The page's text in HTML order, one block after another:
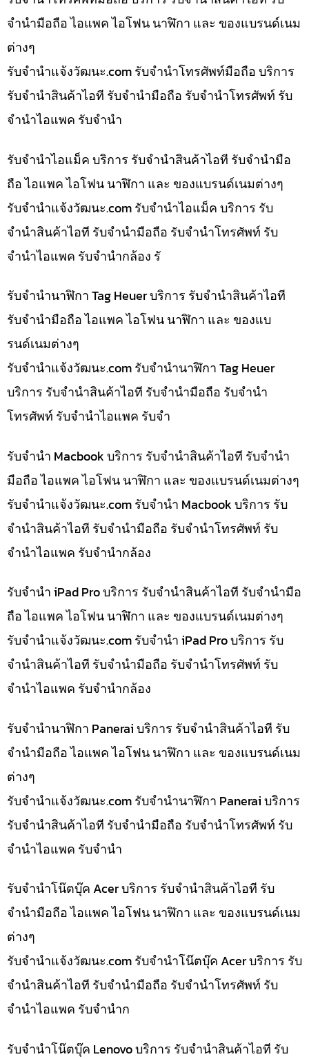
จำนำมือถือ ไอแพค ไอโฟน นาฬิกา และ ของแบรนด์เนม
ต่างๆ
รับจํานําแจ้งวัฒนะ.com รับจำนำโทรศัพท์มือถือ บริการ
รับจำนำสินค้าไอที รับจำนำมือถือ รับจำนำโทรศัพท์ รับ
จำนำไอแพค รับจำนำ
รับจำนำไอแม็ค บริการ รับจำนำสินค้าไอที รับจำนำมือ
ถือ ไอแพค ไอโฟน นาฬิกา และ ของแบรนด์เนมต่างๆ
รับจํานําแจ้งวัฒนะ.com รับจำนำไอแม็ค บริการ รับ
จำนำสินค้าไอที รับจำนำมือถือ รับจำนำโทรศัพท์ รับ
จำนำไอแพค รับจำนำกล้อง รั
รับจำนำนาฬิกา Tag Heuer บริการ รับจำนำสินค้าไอที
รับจำนำมือถือ ไอแพค ไอโฟน นาฬิกา และ ของแบ
รนด์เนมต่างๆ
รับจํานําแจ้งวัฒนะ.com รับจำนำนาฬิกา Tag Heuer
บริการ รับจำนำสินค้าไอที รับจำนำมือถือ รับจำนำ
โทรศัพท์ รับจำนำไอแพค รับจำ
รับจำนำ Macbook บริการ รับจำนำสินค้าไอที รับจำนำ
มือถือ ไอแพค ไอโฟน นาฬิกา และ ของแบรนด์เนมต่างๆ
รับจํานําแจ้งวัฒนะ.com รับจำนำ Macbook บริการ รับ
จำนำสินค้าไอที รับจำนำมือถือ รับจำนำโทรศัพท์ รับ
จำนำไอแพค รับจำนำกล้อง
รับจำนำ iPad Pro บริการ รับจำนำสินค้าไอที รับจำนำมือ
ถือ ไอแพค ไอโฟน นาฬิกา และ ของแบรนด์เนมต่างๆ
รับจํานําแจ้งวัฒนะ.com รับจำนำ iPad Pro บริการ รับ
จำนำสินค้าไอที รับจำนำมือถือ รับจำนำโทรศัพท์ รับ
จำนำไอแพค รับจำนำกล้อง
รับจำนำนาฬิกา Panerai บริการ รับจำนำสินค้าไอที รับ
จำนำมือถือ ไอแพค ไอโฟน นาฬิกา และ ของแบรนด์เนม
ต่างๆ
รับจํานําแจ้งวัฒนะ.com รับจำนำนาฬิกา Panerai บริการ
รับจำนำสินค้าไอที รับจำนำมือถือ รับจำนำโทรศัพท์ รับ
จำนำไอแพค รับจำนำ
รับจำนำโน๊ตบุ๊ค Acer บริการ รับจำนำสินค้าไอที รับ
จำนำมือถือ ไอแพค ไอโฟน นาฬิกา และ ของแบรนด์เนม
ต่างๆ
รับจํานําแจ้งวัฒนะ.com รับจำนำโน๊ตบุ๊ค Acer บริการ รับ
จำนำสินค้าไอที รับจำนำมือถือ รับจำนำโทรศัพท์ รับ
จำนำไอแพค รับจำนำก
รับจำนำโน๊ตบุ๊ค Lenovo บริการ รับจำนำสินค้าไอที รับ